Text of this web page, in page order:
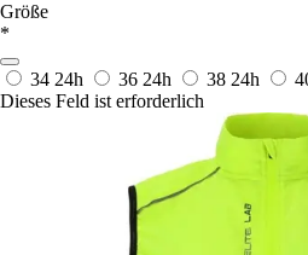
Größe
*
34 24h 36 24h 38 24h
Dieses Feld ist erforderlich